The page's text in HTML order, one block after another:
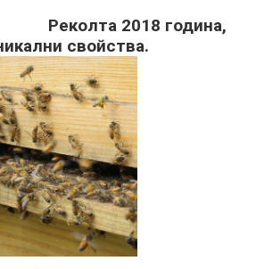
2018 година,
свойства.